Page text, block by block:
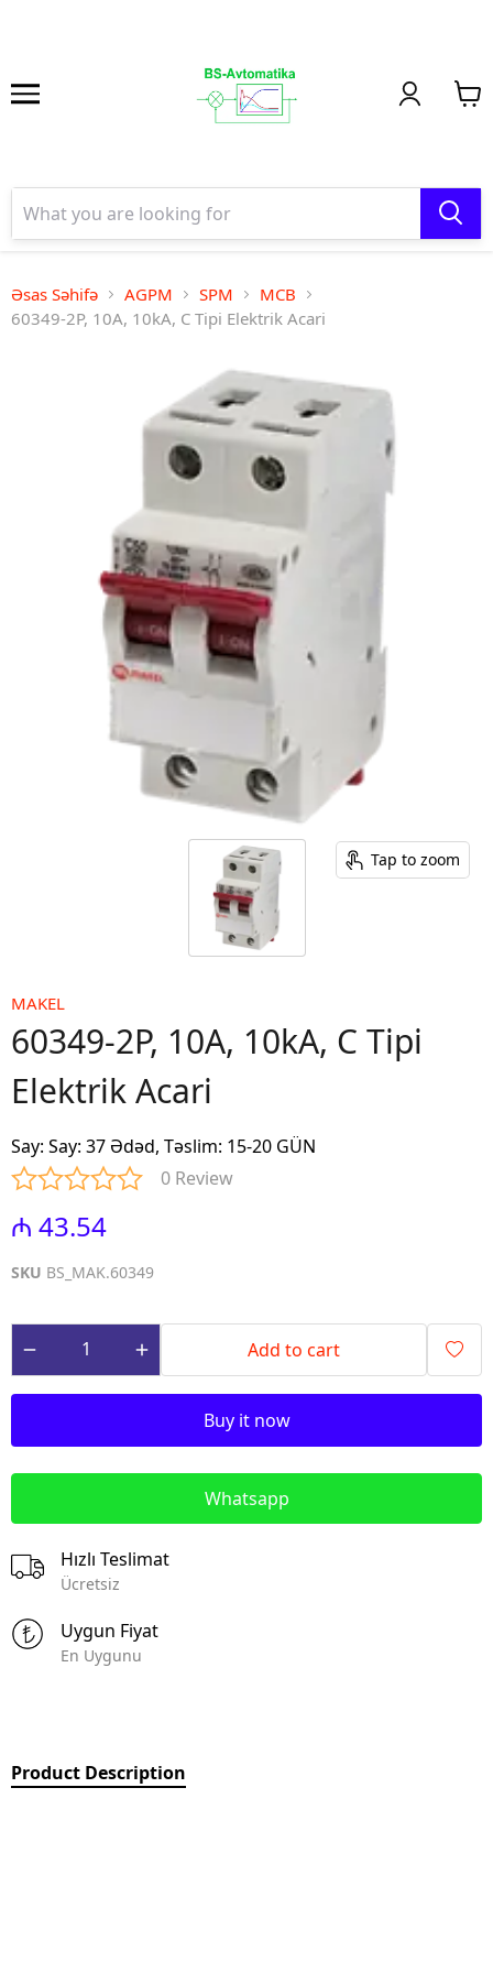
Əsas Səhifə AGPM SPM
MCB
60349-2P, 10A, 10kA, C Tipi Elektrik Acari
Tap to zoom
MAKEL
60349-2P, 10A, 10kA, C Tipi
Elektrik Acari
Say: Say: 37 Ədəd, Təslim: 15-20 GÜN
0 Review
₼ 43.54
SKU BS_MAK.60349
Add to cart
Buy it now
Whatsapp
Hızlı Teslimat
Ücretsiz
Uygun Fiyat
En Uygunu
Product Description